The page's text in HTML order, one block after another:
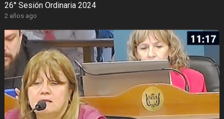
26° Sesión Ordinaria 2024
2 años ago